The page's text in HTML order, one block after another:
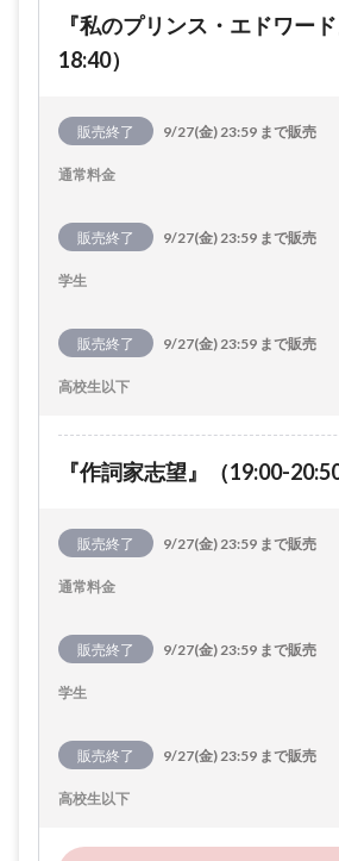
『私のプリンス・エドワー
18:40）
販売終了 9/27(金) 23:59 まで販売
通常料金
販売終了 9/27(金) 23:59 まで販売
学生
販売終了 9/27(金) 23:59 まで販売
高校生以下
『作詞家志望』（19:00-20:50
販売終了 9/27(金) 23:59 まで販売
通常料金
販売終了 9/27(金) 23:59 まで販売
学生
販売終了 9/27(金) 23:59 まで販売
高校生以下